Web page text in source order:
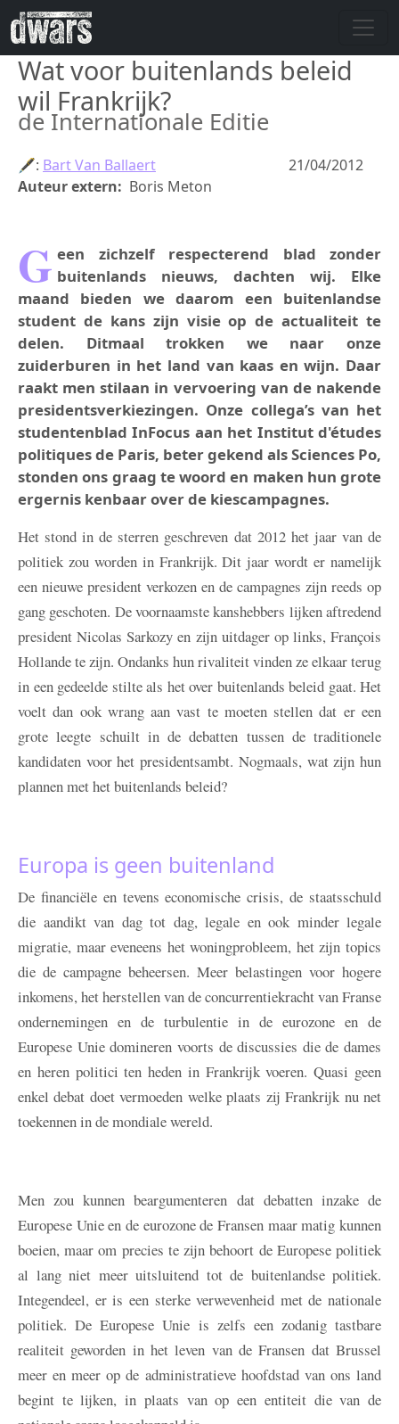
Skip to main content
Wat voor buitenlands beleid
wil Frankrijk?
de Internationale Editie
21/04/2012
🖋: Bart Van Ballaert
Auteur extern
Boris Meton
G een zichzelf respecterend blad zonder
buitenlands nieuws, dachten wij. Elke
maand bieden we daarom een buitenlandse
student de kans zijn visie op de actualiteit te
delen. Ditmaal trokken we naar onze
zuiderburen in het land van kaas en wijn. Daar
raakt men stilaan in vervoering van de nakende
presidentsverkiezingen. Onze collega’s van het
studentenblad InFocus aan het Institut d'études
politiques de Paris, beter gekend als Sciences Po,
stonden ons graag te woord en maken hun grote
ergernis kenbaar over de kiescampagnes.
Het stond in de sterren geschreven dat 2012 het jaar van de
politiek zou worden in Frankrijk. Dit jaar wordt er namelijk
een nieuwe president verkozen en de campagnes zijn reeds op
gang geschoten. De voornaamste kanshebbers lijken aftredend
president Nicolas Sarkozy en zijn uitdager op links, François
Hollande te zijn. Ondanks hun rivaliteit vinden ze elkaar terug
in een gedeelde stilte als het over buitenlands beleid gaat. Het
voelt dan ook wrang aan vast te moeten stellen dat er een
grote leegte schuilt in de debatten tussen de traditionele
kandidaten voor het presidentsambt. Nogmaals, wat zijn hun
plannen met het buitenlands beleid?
Europa is geen buitenland
De financiële en tevens economische crisis, de staatsschuld
die aandikt van dag tot dag, legale en ook minder legale
migratie, maar eveneens het woningprobleem, het zijn topics
die de campagne beheersen. Meer belastingen voor hogere
inkomens, het herstellen van de concurrentiekracht van Franse
ondernemingen en de turbulentie in de eurozone en de
Europese Unie domineren voorts de discussies die de dames
en heren politici ten heden in Frankrijk voeren. Quasi geen
enkel debat doet vermoeden welke plaats zij Frankrijk nu net
toekennen in de mondiale wereld.
Men zou kunnen beargumenteren dat debatten inzake de
Europese Unie en de eurozone de Fransen maar matig kunnen
boeien, maar om precies te zijn behoort de Europese politiek
al lang niet meer uitsluitend tot de buitenlandse politiek.
Integendeel, er is een sterke verwevenheid met de nationale
politiek. De Europese Unie is zelfs een zodanig tastbare
realiteit geworden in het leven van de Fransen dat Brussel
meer en meer op de administratieve hoofdstad van ons land
begint te lijken, in plaats van op een entiteit die van de